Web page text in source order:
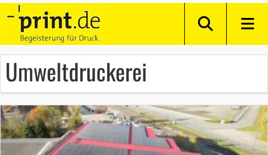
Umweltdruckerei